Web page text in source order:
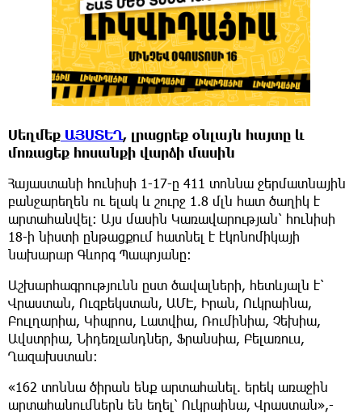
Սեղմեք ԱՅՍՏԵՂ, լրացրեք օնլայն հայտը և
մոռացեք հոսանքի վարձի մասին
Հայաստանի հունիսի 1-17-ը 411 տոննա ջերմատնային
բանջարեղեն ու ելակ և շուրջ 1.8 մլն հատ ծաղիկ է
արտահանվել։ Այս մասին Կառավարության՝ հունիսի
18-ի նիստի ընթացքում հատնել է էկոնոմիկայի
նախարար Գևորգ Պապոյանը։
Աշխարհագրությունն ըստ ծավալների, հետևյալն է՝
Վրաստան, Ուզբեկստան, ԱՄԷ, Իրան, Ուկրաինա,
Բուլղարիա, Կիպրոս, Լատվիա, Ռումինիա, Չեխիա,
Ավստրիա, Նիդեռլանդներ, Ֆրանսիա, Բելառուս,
Ղազախստան։
«162 տոննա ծիրան ենք արտահանել. երեկ առաջին
արտահանումներն են եղել՝ Ուկրաինա, Վրաստան»,-